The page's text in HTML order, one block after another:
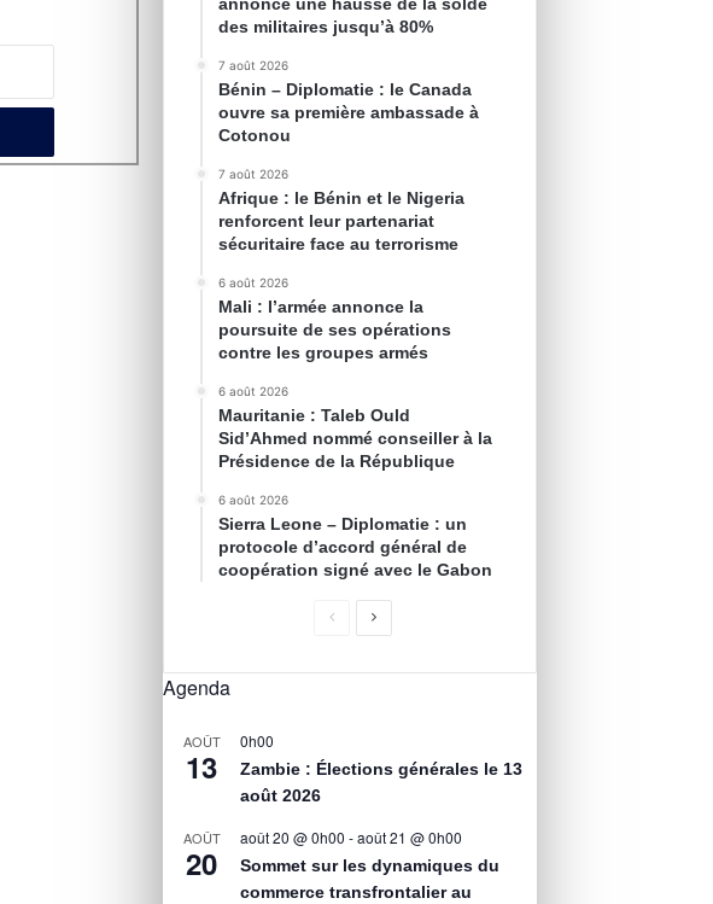
annonce une hausse de la solde
des militaires jusqu’à 80%
7 août 2026
Bénin – Diplomatie : le Canada
ouvre sa première ambassade à
Cotonou
7 août 2026
Afrique : le Bénin et le Nigeria
renforcent leur partenariat
sécuritaire face au terrorisme
6 août 2026
Mali : l’armée annonce la
poursuite de ses opérations
contre les groupes armés
6 août 2026
Mauritanie : Taleb Ould
Sid’Ahmed nommé conseiller à la
Présidence de la République
6 août 2026
Sierra Leone – Diplomatie : un
protocole d’accord général de
coopération signé avec le Gabon
Agenda
AOÛT
13
0h00
Zambie : Élections générales le 13
août 2026
AOÛT
20
août 20 @ 0h00 -août 21 @ 0h00
Sommet sur les dynamiques du
commerce transfrontalier au